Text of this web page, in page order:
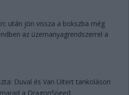
után jön vissza a bokszba még
az üzemanyagrendszerrel a
Duval és Van Uitert tankoláson
a DragonSpeed